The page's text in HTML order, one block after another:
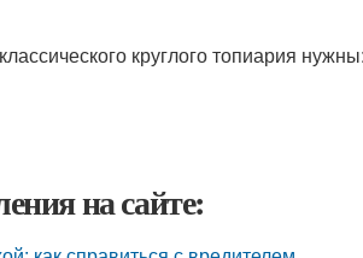
круглого топиария нужны:
на сайте: